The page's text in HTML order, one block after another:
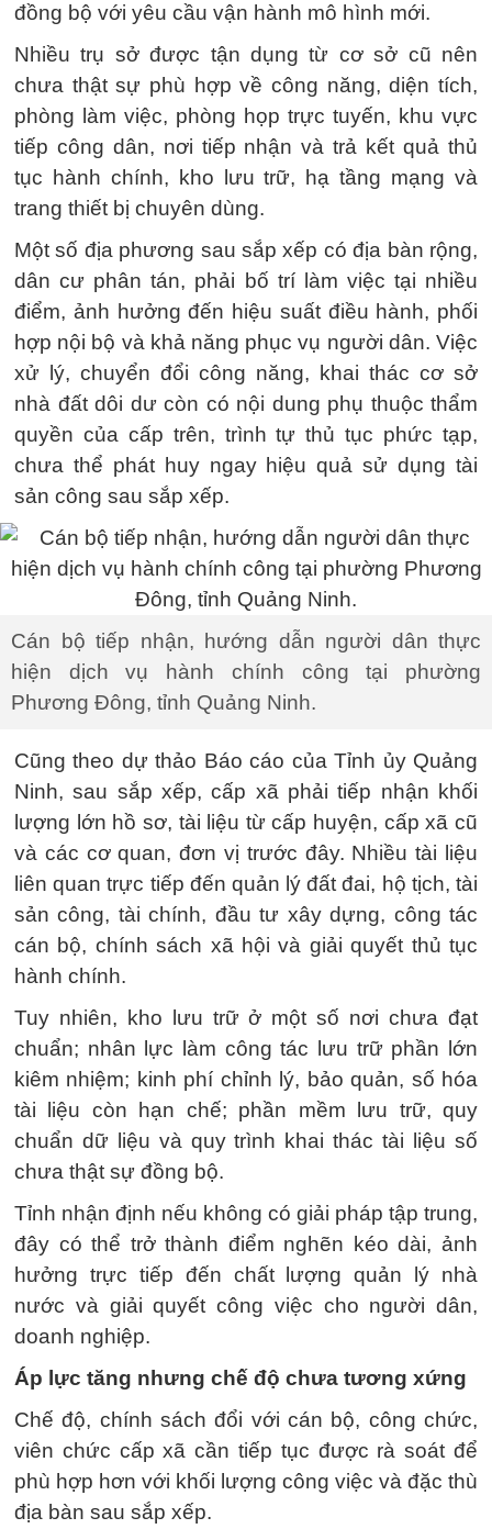
đồng bộ với yêu cầu vận hành mô hình mới.
Nhiều trụ sở được tận dụng từ cơ sở cũ nên
chưa thật sự phù hợp về công năng, diện tích,
phòng làm việc, phòng họp trực tuyến, khu vực
tiếp công dân, nơi tiếp nhận và trả kết quả thủ
tục hành chính, kho lưu trữ, hạ tầng mạng và
trang thiết bị chuyên dùng.
Một số địa phương sau sắp xếp có địa bàn rộng,
dân cư phân tán, phải bố trí làm việc tại nhiều
điểm, ảnh hưởng đến hiệu suất điều hành, phối
hợp nội bộ và khả năng phục vụ người dân. Việc
xử lý, chuyển đổi công năng, khai thác cơ sở
nhà đất dôi dư còn có nội dung phụ thuộc thẩm
quyền của cấp trên, trình tự thủ tục phức tạp,
chưa thể phát huy ngay hiệu quả sử dụng tài
sản công sau sắp xếp.
Cán bộ tiếp nhận, hướng dẫn người dân thực
hiện dịch vụ hành chính công tại phường
Phương Đông, tỉnh Quảng Ninh.
Cũng theo dự thảo Báo cáo của Tỉnh ủy Quảng
Ninh, sau sắp xếp, cấp xã phải tiếp nhận khối
lượng lớn hồ sơ, tài liệu từ cấp huyện, cấp xã cũ
và các cơ quan, đơn vị trước đây. Nhiều tài liệu
liên quan trực tiếp đến quản lý đất đai, hộ tịch, tài
sản công, tài chính, đầu tư xây dựng, công tác
cán bộ, chính sách xã hội và giải quyết thủ tục
hành chính.
Tuy nhiên, kho lưu trữ ở một số nơi chưa đạt
chuẩn; nhân lực làm công tác lưu trữ phần lớn
kiêm nhiệm; kinh phí chỉnh lý, bảo quản, số hóa
tài liệu còn hạn chế; phần mềm lưu trữ, quy
chuẩn dữ liệu và quy trình khai thác tài liệu số
chưa thật sự đồng bộ.
Tỉnh nhận định nếu không có giải pháp tập trung,
đây có thể trở thành điểm nghẽn kéo dài, ảnh
hưởng trực tiếp đến chất lượng quản lý nhà
nước và giải quyết công việc cho người dân,
doanh nghiệp.
Áp lực tăng nhưng chế độ chưa tương xứng
Chế độ, chính sách đổi với cán bộ, công chức,
viên chức cấp xã cần tiếp tục được rà soát để
phù hợp hơn với khối lượng công việc và đặc thù
địa bàn sau sắp xếp.